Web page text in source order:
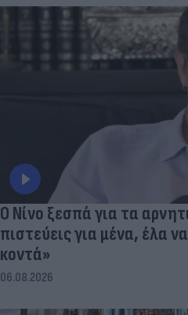
Ο Νίνο ξεσπά για τα
πιστεύεις για μένα, έλα
κοντά»
06.08.2026